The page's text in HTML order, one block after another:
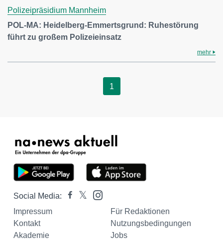
Polizeipräsidium Mannheim
POL-MA: Heidelberg-Emmertsgrund: Ruhestörung
führt zu großem Polizeieinsatz
mehr
1
Social Media:
Impressum
Für Redaktionen
Kontakt
Nutzungsbedingungen
Akademie
Jobs